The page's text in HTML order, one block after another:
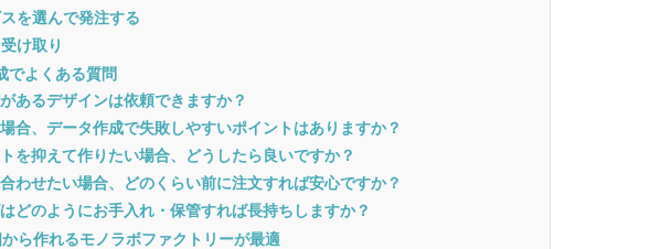
を選んで発注する
け取り
でよくある質問
あるデザインは依頼できますか？
合、データ作成で失敗しやすいポイントはありますか？
を抑えて作りたい場合、どうしたら良いですか？
わせたい場合、どのくらい前に注文すれば安心ですか？
どのようにお手入れ・保管すれば長持ちしますか？
ら作れるモノラボファクトリーが最適